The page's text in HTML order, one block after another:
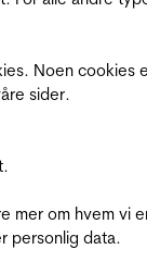
Noen cookies
sider.
mer om hvem vi
personlig data.